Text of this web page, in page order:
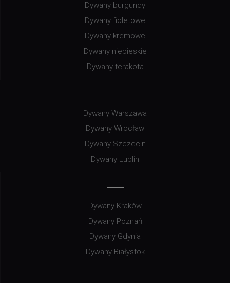
Dywany burgundy
Dywany fioletowe
Dywany kremowe
Dywany niebieskie
Dywany terakota
Dywany Warszawa
Dywany Wrocław
Dywany Szczecin
Dywany Lublin
Dywany Kraków
Dywany Poznań
Dywany Gdynia
Dywany Białystok